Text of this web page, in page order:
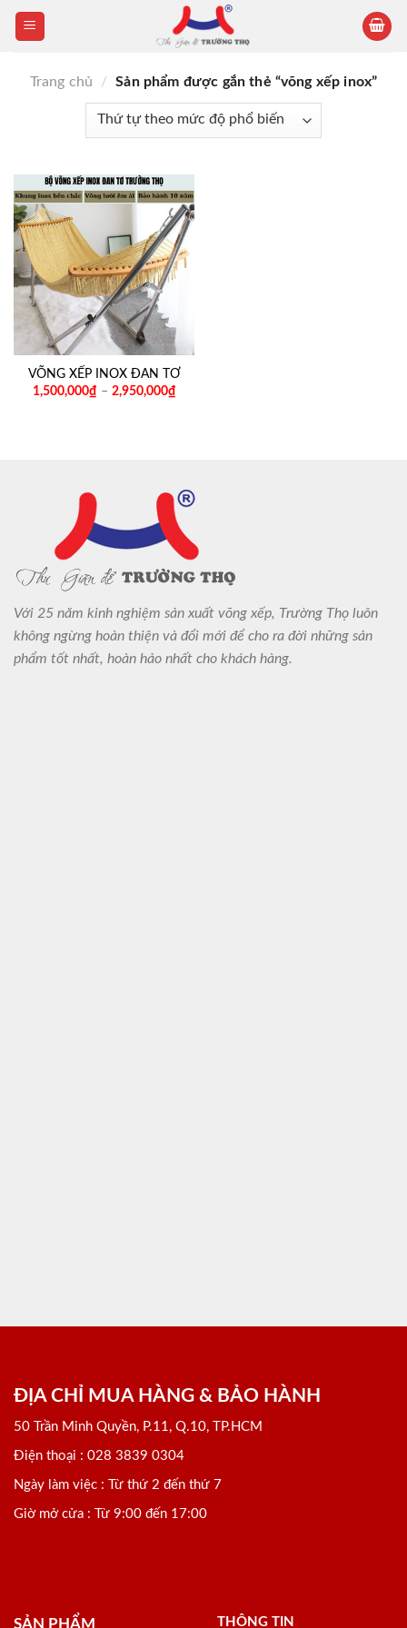
Skip
Trang chủ
/ Sản phẩm được gắn thẻ “võng xếp inox”
VÕNG XẾP INOX ĐAN TƠ
1,500,000₫ – 2,950,000₫
Với 25 năm kinh nghiệm sản xuất võng xếp, Trường Thọ luôn
không ngừng hoàn thiện và đổi mới để cho ra đời những sản
phẩm tốt nhất, hoàn hảo nhất cho khách hàng.
ĐỊA CHỈ MUA HÀNG & BẢO HÀNH
50 Trần Minh Quyền, P.11, Q.10, TP.HCM
Điện thoại : 028 3839 0304
Ngày làm việc : Từ thứ 2 đến thứ 7
Giờ mở cửa : Từ 9:00 đến 17:00
SẢN PHẨM THÔNG TIN